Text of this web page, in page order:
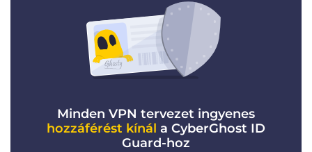
Minden VPN tervezet ingyenes
hozzáférést kínál a CyberGhost ID
Guard-hoz